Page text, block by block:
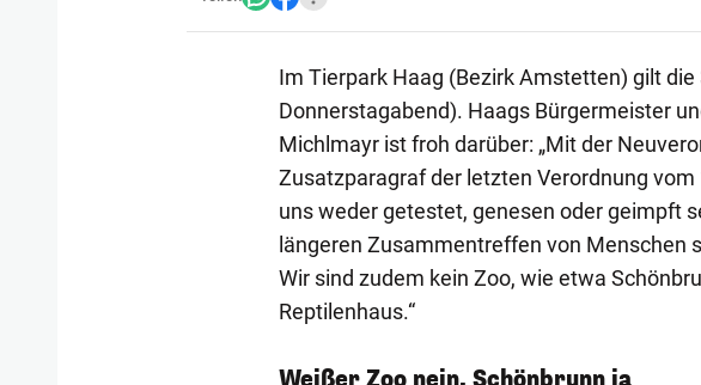
Im Tierpark Haag (Bezirk Amstetten) gilt
Donnerstagabend). Haags Bürgermeister
Michlmayr ist froh darüber: „Mit der
Zusatzparagraf der letzten Verordnung
uns weder getestet, genesen oder geimpft
längeren Zusammentreffen von Menschen
Wir sind zudem kein Zoo, wie etwa
Reptilenhaus.“